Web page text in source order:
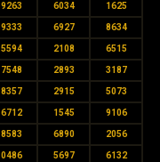
9263 6034 1625
9333 6927 8634
5594 2108 6515
7548 2893 3187
8357 2915 5073
6712 1545 9106
8583 6890 2056
0486 5697 6132